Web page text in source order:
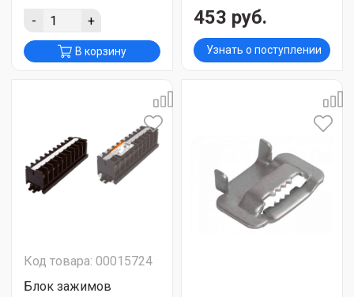
- +
В корзину
453 руб.
Узнать о поступлении
Код товара: 00015724
Блок зажимов